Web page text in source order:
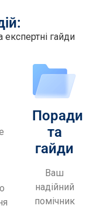
експертні гайди
Поради
та
гайди
Ваш
надійний
помічник